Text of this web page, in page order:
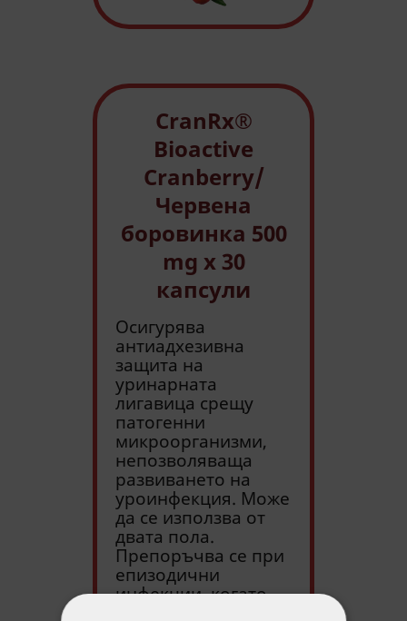
CranRx®
Bioactive
Cranberry/
Червена
боровинка 500
mg х 30
капсули
Осигурява
антиадхезивна
защита на
уринарната
лигавица срещу
патогенни
микроорганизми,
непозволяваща
развиването на
уроинфекция. Може
да се използва от
двата пола.
Препоръчва се при
епизодични
инфекции, когато